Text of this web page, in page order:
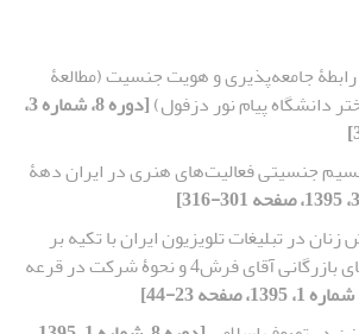
جامعه‌پذیری و هویت جنسیت (مطالعۀ
دانشگاه پیام نور دزفول)
[دوره 8، شماره 3،
جنسیتی فعالیت‌های هنری در ایران دهۀ
در تبلیغات تلویزیون ایران با تکیه بر
نشانه ‏شناسی آگهی‏ های بازرگانی آقای فرش4 و نحوۀ شرکت در قرعه